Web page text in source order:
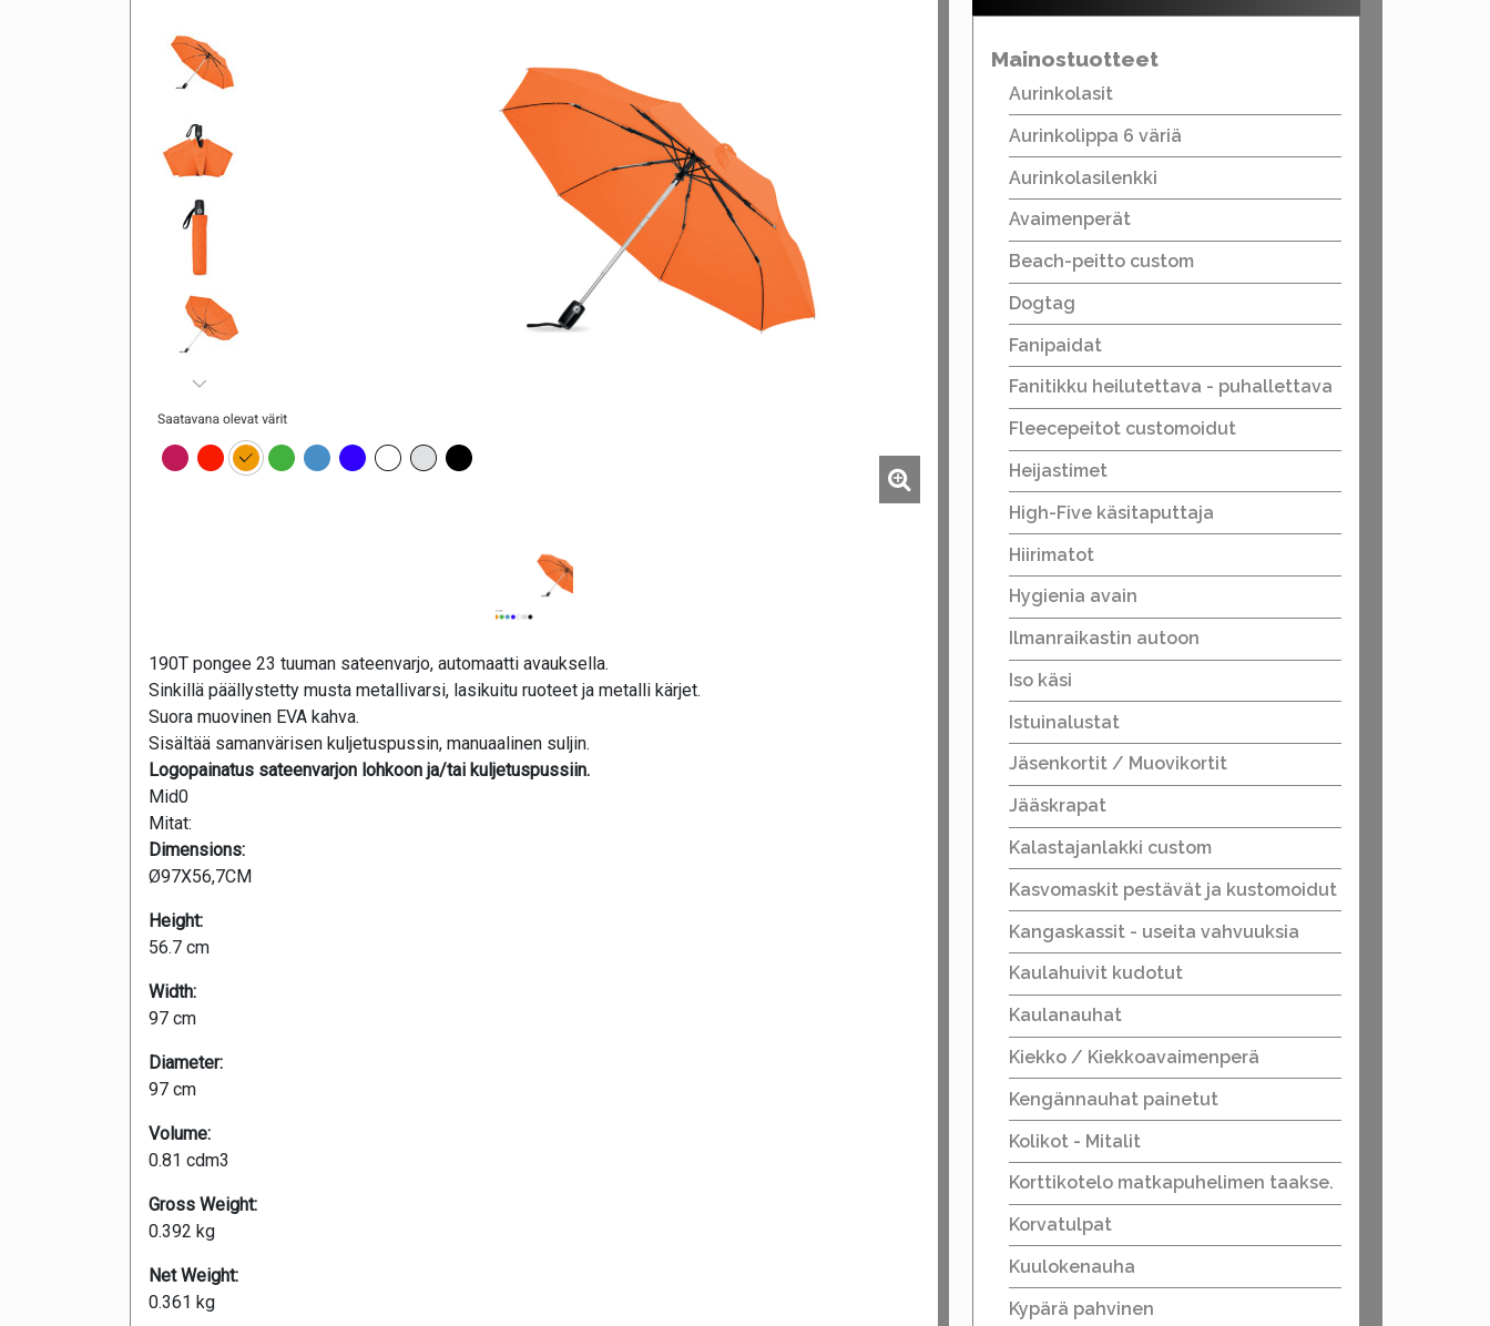
190T pongee 23 tuuman sateenvarjo, automaatti avauksella.
Sinkillä päällystetty musta metallivarsi, lasikuitu ruoteet ja metalli kärjet.
Suora muovinen EVA kahva.
Sisältää samanvärisen kuljetuspussin, manuaalinen suljin.
Logopainatus sateenvarjon lohkoon ja/tai kuljetuspussiin.
Mid0
Mitat:
Dimensions:
Ø97X56,7CM
Height:
56.7 cm
Width:
97 cm
Diameter:
97 cm
Volume:
0.81 cdm3
Gross Weight:
0.392 kg
Net Weight:
0.361 kg
Mainostuotteet
Aurinkolasit
Aurinkolippa 6 väriä
Aurinkolasilenkki
Avaimenperät
Beach-peitto custom
Dogtag
Fanipaidat
Fanitikku heilutettava - puhallettava
Fleecepeitot customoidut
Heijastimet
High-Five käsitaputtaja
Hiirimatot
Hygienia avain
Ilmanraikastin autoon
Iso käsi
Istuinalustat
Jäsenkortit / Muovikortit
Jääskrapat
Kalastajanlakki custom
Kasvomaskit pestävät ja kustomoidut
Kangaskassit - useita vahvuuksia
Kaulahuivit kudotut
Kaulanauhat
Kiekko / Kiekkoavaimenperä
Kengännauhat painetut
Kolikot - Mitalit
Korttikotelo matkapuhelimen taakse.
Korvatulpat
Kuulokenauha
Kypärä pahvinen